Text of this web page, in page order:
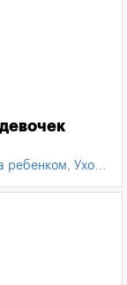
ребенком, Уход